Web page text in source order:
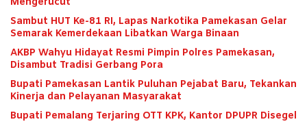
Sambut HUT Ke-81 RI, Lapas Narkotika Pamekasan Gelar
Semarak Kemerdekaan Libatkan Warga Binaan
AKBP Wahyu Hidayat Resmi Pimpin Polres Pamekasan,
Disambut Tradisi Gerbang Pora
Bupati Pamekasan Lantik Puluhan Pejabat Baru, Tekankan
Kinerja dan Pelayanan Masyarakat
Bupati Pemalang Terjaring OTT KPK, Kantor DPUPR Disegel